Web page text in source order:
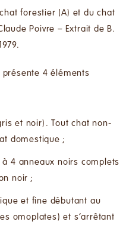
forestier (A) et du chat
Poivre – Extrait de B.
4 éléments
et noir). Tout chat non-
domestique ;
4 anneaux noirs complets
noir ;
et fine débutant au
omoplates) et s’arrêtant